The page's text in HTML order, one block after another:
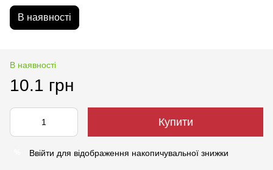
В наявності
В наявності
10.1 грн
Купити
Ввійти для відображення накопичувальної знижки